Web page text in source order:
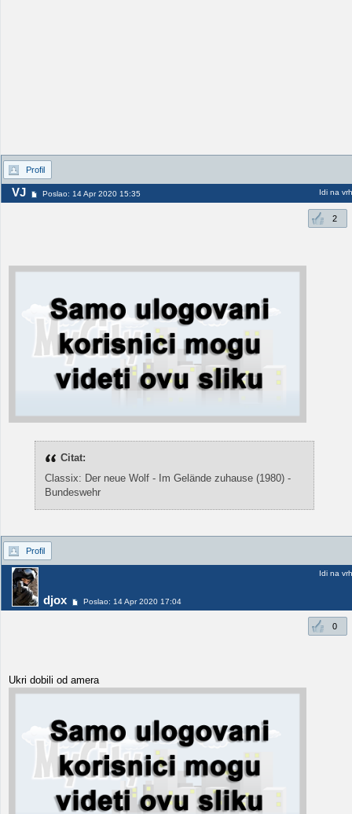
Profil
VJ Poslao: 14 Apr 2020 15:35 Idi na vrh
2
Citat:
Classix: Der neue Wolf - Im Gelände zuhause (1980) -
Bundeswehr
Profil
djox Poslao: 14 Apr 2020 17:04
Idi na vrh
0
Ukri dobili od amera